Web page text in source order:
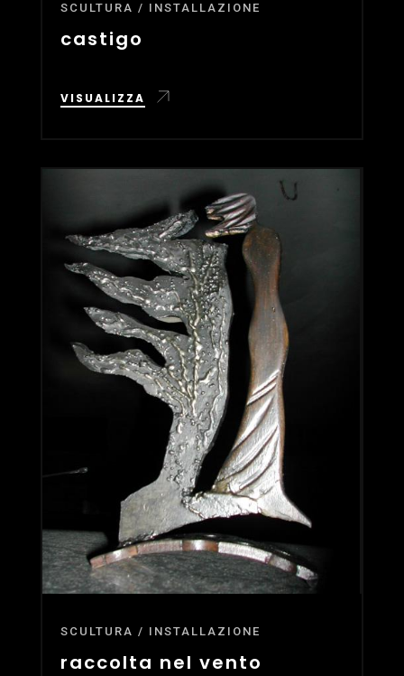
SCULTURA / INSTALLAZIONE
castigo
VISUALIZZA
SCULTURA / INSTALLAZIONE
raccolta nel vento